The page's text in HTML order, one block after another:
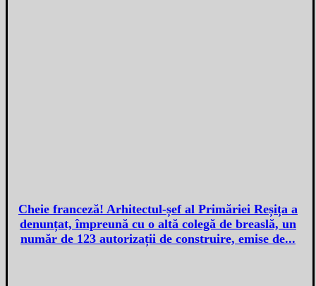
Cheie franceză! Arhitectul-șef al Primăriei Reșița a
denunțat, împreună cu o altă colegă de breaslă, un
număr de 123 autorizații de construire, emise de...